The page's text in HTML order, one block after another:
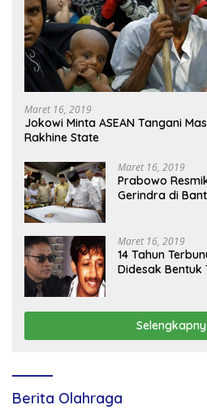
Maret 16, 2019
Jokowi Minta ASEAN Tangani
Rakhine State
Maret 16, 2019
Prabowo
Gerindra di
Maret 16, 2019
14 Tahun
Didesak Bentuk
Berita Olahraga